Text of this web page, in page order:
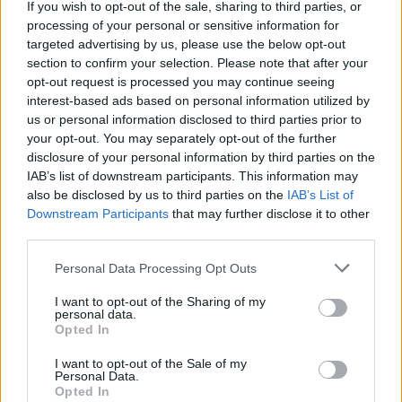
If you wish to opt-out of the sale, sharing to third parties, or
processing of your personal or sensitive information for
targeted advertising by us, please use the below opt-out
section to confirm your selection. Please note that after your
opt-out request is processed you may continue seeing
interest-based ads based on personal information utilized by
us or personal information disclosed to third parties prior to
your opt-out. You may separately opt-out of the further
disclosure of your personal information by third parties on the
IAB’s list of downstream participants. This information may
also be disclosed by us to third parties on the IAB’s List of
Downstream Participants that may further disclose it to other
Personal Data Processing Opt Outs
I want to opt-out of the Sharing of my
personal data.
Opted In
I want to opt-out of the Sale of my
Personal Data.
Opted In
Cream cheesefrosting
500 g färskost, naturell
5 dl vispgrädde
1 msk vaniljsocker
2,5 dl florsocker
Fyllning
1 burk körsbärsmarmelad (390–400 g)
Garnering:
Ätbart glitter